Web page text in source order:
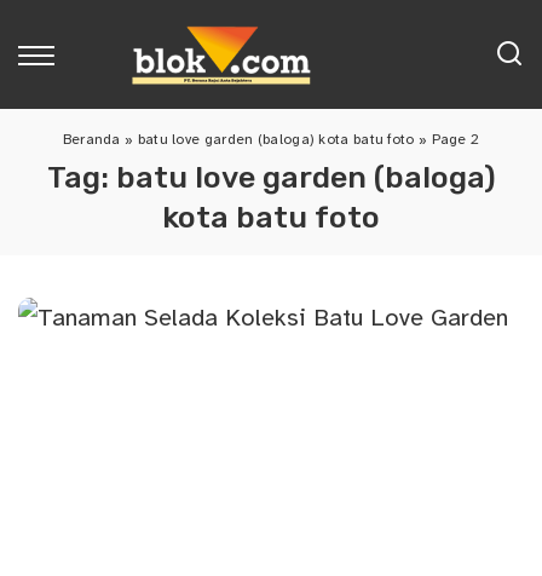
Beranda » batu love garden (baloga) kota batu foto » Page 2
Tag: batu love garden (baloga)
kota batu foto